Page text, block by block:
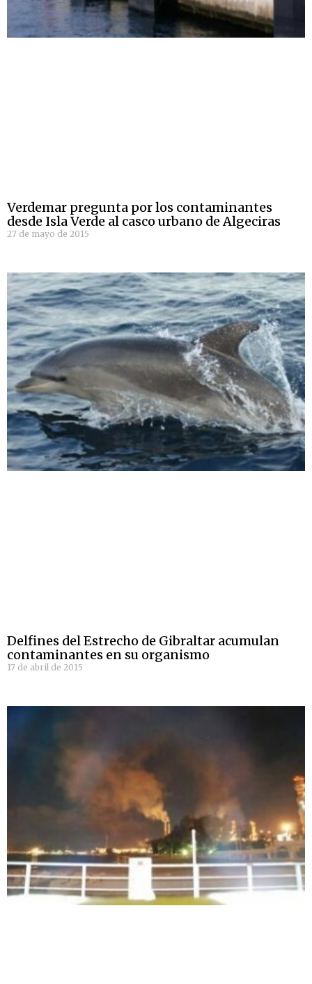
Verdemar pregunta por los contaminantes
desde Isla Verde al casco urbano de Algeciras
27 de mayo de 2015
Delfines del Estrecho de Gibraltar acumulan
contaminantes en su organismo
17 de abril de 2015